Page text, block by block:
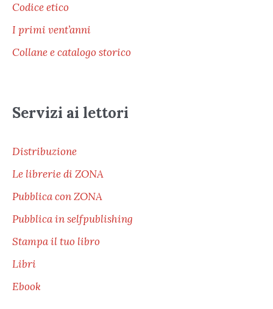
Codice etico
I primi vent’anni
Collane e catalogo storico
Servizi ai lettori
Distribuzione
Le librerie di ZONA
Pubblica con ZONA
Pubblica in selfpublishing
Stampa il tuo libro
Libri
Ebook